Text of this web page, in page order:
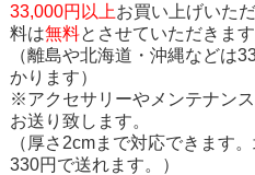
33,000円以上お買い上げいた
料は無料とさせていただきます
（離島や北海道・沖縄などは
かります）
※アクセサリーやメンテナン
お送り致します。
（厚さ2cmまで対応できます
330円で送れます。）